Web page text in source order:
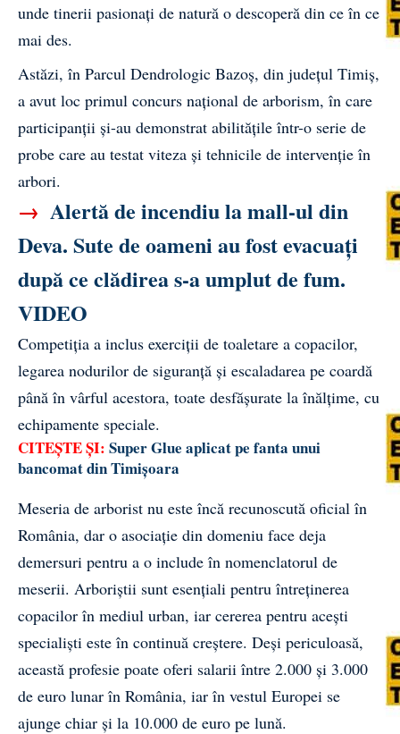
unde tinerii pasionați de natură o descoperă din ce în ce
mai des.
Astăzi, în Parcul Dendrologic Bazoș, din județul Timiș,
a avut loc primul concurs național de arborism, în care
participanții și-au demonstrat abilitățile într-o serie de
probe care au testat viteza și tehnicile de intervenție în
arbori.
→ Alertă de incendiu la mall-ul din
Deva. Sute de oameni au fost evacuați
după ce clădirea s-a umplut de fum.
VIDEO
Competiția a inclus exerciții de toaletare a copacilor,
legarea nodurilor de siguranță și escaladarea pe coardă
până în vârful acestora, toate desfășurate la înălțime, cu
echipamente speciale.
CITEȘTE ȘI: Super Glue aplicat pe fanta unui
bancomat din Timișoara
Meseria de arborist nu este încă recunoscută oficial în
România, dar o asociație din domeniu face deja
demersuri pentru a o include în nomenclatorul de
meserii. Arboriștii sunt esențiali pentru întreținerea
copacilor în mediul urban, iar cererea pentru acești
specialiști este în continuă creștere. Deși periculoasă,
această profesie poate oferi salarii între 2.000 și 3.000
de euro lunar în România, iar în vestul Europei se
ajunge chiar și la 10.000 de euro pe lună.